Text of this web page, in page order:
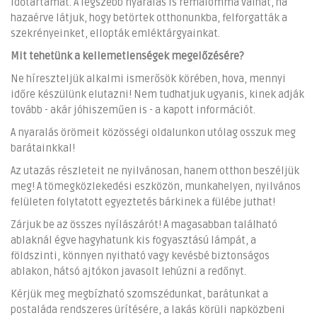
hazaérve látjuk, hogy betörtek otthonunkba, felforgatták a
szekrényeinket, ellopták emléktárgyainkat.
Mit tehetünk a kellemetlenségek megelőzésére?
Ne híreszteljük alkalmi ismerősök körében, hova, mennyi
időre készülünk elutazni! Nem tudhatjuk ugyanis, kinek adják
tovább - akár jóhiszeműen is - a kapott információt.
A nyaralás örömeit közösségi oldalunkon utólag osszuk meg
barátainkkal!
Az utazás részleteit ne nyilvánosan, hanem otthon beszéljük
meg! A tömegközlekedési eszközön, munkahelyen, nyilvános
felületen folytatott egyeztetés bárkinek a fülébe juthat!
Zárjuk be az összes nyílászárót! A magasabban található
ablaknál égve hagyhatunk kis fogyasztású lámpát, a
földszinti, könnyen nyitható vagy kevésbé biztonságos
ablakon, hátsó ajtókon javasolt lehúzni a redőnyt.
Kérjük meg megbízható szomszédunkat, barátunkat a
postaláda rendszeres ürítésére, a lakás körüli napközbeni